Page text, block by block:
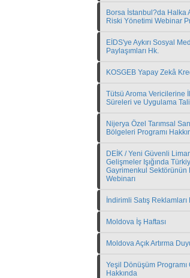
Borsa İstanbul?da Halka
Riski Yönetimi Webinar
EİDS'ye Aykırı Sosyal
Paylaşımları Hk.
KOSGEB Yapay Zekâ
Tütsü Aroma Vericilerine
Süreleri ve Uygulama
Nijerya Özel Tarımsal
Bölgeleri Programı
DEİK / Yeni Güvenli
Gelişmeler Işığında
Gayrimenkul Sektörünün
Webinarı
İndirimli Satış Reklamları
Moldova İş Haftası
Moldova Açık Artırma
Yeşil Dönüşüm Programı
Hakkında